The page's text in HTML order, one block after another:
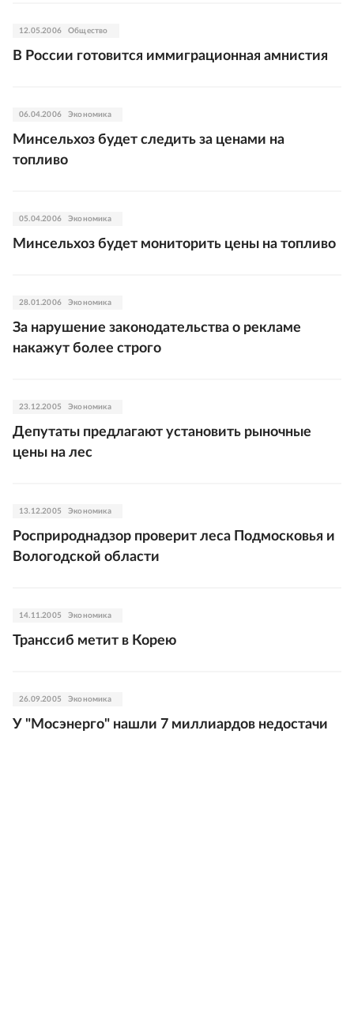
12.05.2006 Общество
В России готовится иммиграционная амнистия
06.04.2006 Экономика
Минсельхоз будет следить за ценами на
топливо
05.04.2006 Экономика
Минсельхоз будет мониторить цены на топливо
28.01.2006 Экономика
За нарушение законодательства о рекламе
накажут более строго
23.12.2005 Экономика
Депутаты предлагают установить рыночные
цены на лес
13.12.2005 Экономика
Росприроднадзор проверит леса Подмосковья и
Вологодской области
14.11.2005 Экономика
Транссиб метит в Корею
26.09.2005 Экономика
У "Мосэнерго" нашли 7 миллиардов недостачи